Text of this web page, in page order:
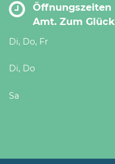
Öffnungszeiten
Amt. Zum Glück
Di, Do, Fr
Di, Do
Sa